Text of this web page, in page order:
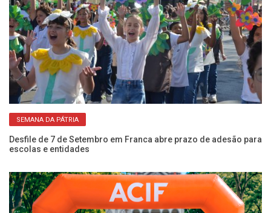
SEMANA DA PÁTRIA
Desfile de 7 de Setembro em Franca abre prazo de adesão para
escolas e entidades